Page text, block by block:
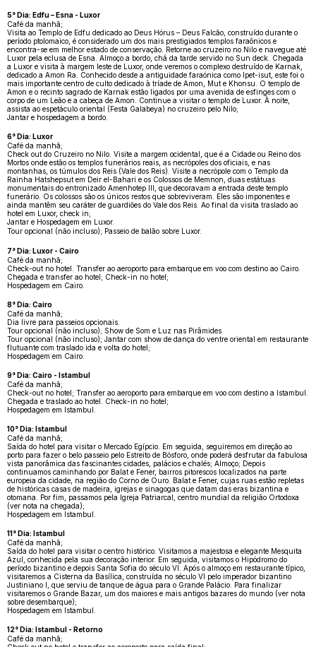
5° Dia: Edfu – Esna - Luxor
Café da manhã;
Visita ao Templo de Edfu dedicado ao Deus Hórus – Deus Falcão, construído durante o
período ptolomaico, é considerado um dos mais prestigiados templos faraônicos e
encontra-se em melhor estado de conservação. Retorne ao cruzeiro no Nilo e navegue até
Luxor pela eclusa de Esna. Almoço a bordo, chá da tarde servido no Sun deck. Chegada
a Luxor e visita à margem leste de Luxor, onde veremos o complexo destruído de Karnak,
dedicado a Amon Ra. Conhecido desde a antiguidade faraónica como Ipet-isut, este foi o
mais importante centro de culto dedicado à tríade de Amon, Mut e Khonsu. O templo de
Amon e o recinto sagrado de Karnak estão ligados por uma avenida de esfinges com o
corpo de um Leão e a cabeça de Amon. Continue a visitar o templo de Luxor. À noite,
assista ao espetáculo oriental (Festa Galabeya) no cruzeiro pelo Nilo;
Jantar e hospedagem a bordo.
6° Dia: Luxor
Café da manhã;
Check out do Cruzeiro no Nilo. Visite a margem ocidental, que é a Cidade ou Reino dos
Mortos onde estão os templos funerários reais, as necrópoles dos oficiais, e nas
montanhas, os túmulos dos Reis (Vale dos Reis). Visite a necrópole com o Templo da
Rainha Hatshepsut em Deir el-Bahari e os Colossos de Memnon, duas estátuas
monumentais do entronizado Amenhotep III, que decoravam a entrada deste templo
funerário. Os colossos são os únicos restos que sobreviveram. Eles são imponentes e
ainda mantêm seu caráter de guardiões do Vale dos Reis. Ao final da visita traslado ao
hotel em Luxor, check in;
Jantar e Hospedagem em Luxor.
Tour opcional (não incluso); Passeio de balão sobre Luxor.
7° Dia: Luxor - Cairo
Café da manhã;
Check-out no hotel. Transfer ao aeroporto para embarque em voo com destino ao Cairo.
Chegada e transfer ao hotel; Check-in no hotel;
Hospedagem em Cairo.
8° Dia: Cairo
Café da manhã;
Dia livre para passeios opcionais.
Tour opcional (não incluso); Show de Som e Luz nas Pirâmides
Tour opcional (não incluso); Jantar com show de dança do ventre oriental em restaurante
flutuante com traslado ida e volta do hotel;
Hospedagem em Cairo.
9° Dia: Cairo - Istambul
Café da manhã;
Check-out no hotel; Transfer ao aeroporto para embarque em voo com destino a Istambul.
Chegada e traslado ao hotel. Check-in no hotel;
Hospedagem em Istambul.
10° Dia: Istambul
Café da manhã;
Saída do hotel para visitar o Mercado Egípcio. Em seguida, seguiremos em direção ao
porto para fazer o belo passeio pelo Estreito de Bósforo, onde poderá desfrutar da fabulosa
vista panorâmica das fascinantes cidades, palácios e chalés; Almoço; Depois
continuamos caminhando por Balat e Fener, bairros pitorescos localizados na parte
europeia da cidade, na região do Corno de Ouro. Balat e Fener, cujas ruas estão repletas
de históricas casas de madeira, igrejas e sinagogas que datam das eras bizantina e
otomana. Por fim, passamos pela Igreja Patriarcal, centro mundial da religião Ortodoxa
(ver nota na chegada);
Hospedagem em Istambul.
11° Dia: Istambul
Café da manhã;
Saída do hotel para visitar o centro histórico. Visitamos a majestosa e elegante Mesquita
Azul, conhecida pela sua decoração interior. Em seguida, visitamos o Hipódromo do
período bizantino e depois Santa Sofia do século VI. Após o almoço em restaurante típico,
visitaremos a Cisterna da Basílica, construída no século VI pelo imperador bizantino
Justiniano I, que serviu de tanque de água para o Grande Palácio. Para finalizar
visitaremos o Grande Bazar, um dos maiores e mais antigos bazares do mundo (ver nota
sobre desembarque);
Hospedagem em Istambul.
12° Dia: Istambul - Retorno
Café da manhã;